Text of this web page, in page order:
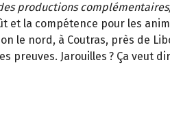
productions
et la compétence pour les
le nord, à Coutras, près de
preuves. Jarouilles ? Ça veut